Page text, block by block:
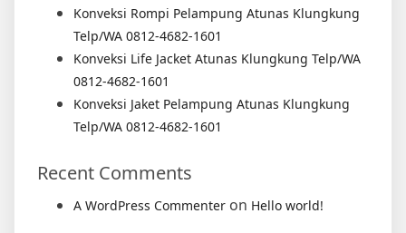
Konveksi Rompi Pelampung Atunas Klungkung
Telp/WA 0812-4682-1601
Konveksi Life Jacket Atunas Klungkung Telp/WA
0812-4682-1601
Konveksi Jaket Pelampung Atunas Klungkung
Telp/WA 0812-4682-1601
Recent Comments
A WordPress Commenter on Hello world!